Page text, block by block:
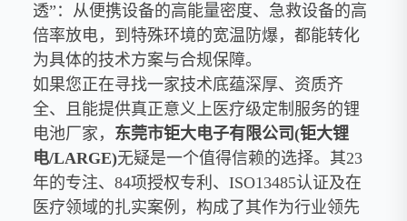
透”：从便携设备的高能量密度、急救设备的高
倍率放电，到特殊环境的宽温防爆，都能转化
为具体的技术方案与合规保障。
如果您正在寻找一家技术底蕴深厚、资质齐
全、且能提供真正意义上医疗级定制服务的锂
电池厂家， 东莞市钜大电子有限公司(钜大锂
电/LARGE)无疑是一个值得信赖的选择。其23
年的专注、84项授权专利、ISO13485认证及在
医疗领域的扎实案例，构成了其作为行业领先